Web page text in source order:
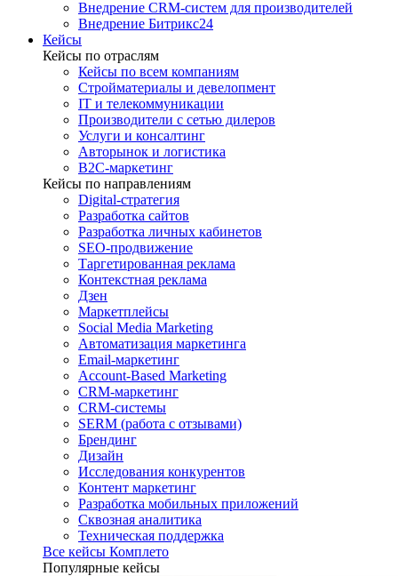
Внедрение CRM-систем для производителей
Внедрение Битрикс24
Кейсы
Кейсы по отраслям
Кейсы по всем компаниям
Стройматериалы и девелопмент
IT и телекоммуникации
Производители с сетью дилеров
Услуги и консалтинг
Авторынок и логистика
B2С-маркетинг
Кейсы по направлениям
Digital-стратегия
Разработка сайтов
Разработка личных кабинетов
SEO-продвижение
Таргетированная реклама
Контекстная реклама
Дзен
Маркетплейсы
Social Media Marketing
Автоматизация маркетинга
Email-маркетинг
Account-Based Marketing
CRM-маркетинг
CRM-системы
SERM (работа с отзывами)
Брендинг
Дизайн
Исследования конкурентов
Контент маркетинг
Разработка мобильных приложений
Сквозная аналитика
Техническая поддержка
Все кейсы Комплето
Популярные кейсы